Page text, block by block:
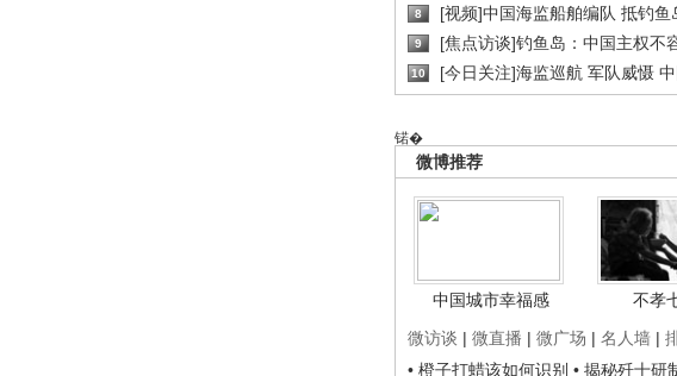
8 [视频]中国海监船舶编队 抵钓鱼
9 [焦点访谈]钓鱼岛：中国主权不
10 [今日关注]海监巡航 军队威慑 中
锘�
微博推荐
中国城市幸福感
不孝
微访谈 | 微直播 | 微广场 | 名人墙 |
• 橙子打蜡该如何识别 • 揭秘歼十研